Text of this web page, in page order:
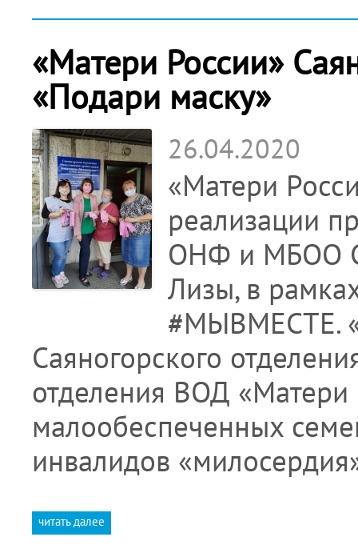
«Матери России»
«Подари маску»
26.04.2020
«Матери
реализации
ОНФ и МБОО
Лизы, в
#МЫВМЕСТЕ.
Саяногорского
отделения ВОД
малообеспеченных
инвалидов
читать далее